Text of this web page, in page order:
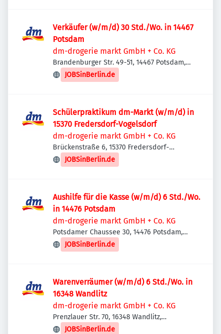
Verkäufer (w/m/d) 30 Std./Wo. in 14467
Potsdam
dm-drogerie markt GmbH + Co. KG
Brandenburger Str. 49-51, 14467 Potsdam,
Deutschland
JOBSinBerlin.de
Schülerpraktikum dm-Markt (w/m/d) in
15370 Fredersdorf-Vogelsdorf
dm-drogerie markt GmbH + Co. KG
Brückenstraße 6, 15370 Fredersdorf-
Vogelsdorf, Deutschland
JOBSinBerlin.de
Aushilfe für die Kasse (w/m/d) 6 Std./Wo.
in 14476 Potsdam
dm-drogerie markt GmbH + Co. KG
Potsdamer Chaussee 30, 14476 Potsdam,
Deutschland
JOBSinBerlin.de
Warenverräumer (w/m/d) 6 Std./Wo. in
16348 Wandlitz
dm-drogerie markt GmbH + Co. KG
Prenzlauer Str. 70, 16348 Wandlitz,
Deutschland
JOBSinBerlin.de